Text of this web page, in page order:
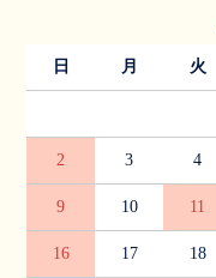
日 月 火
2 3 4
9 10 11
16 17 18